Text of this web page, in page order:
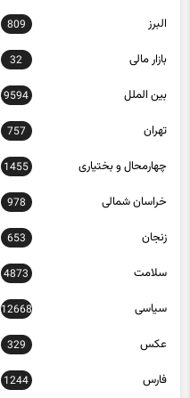
البرز 809
بازار مالی 32
بین الملل 9594
تهران 757
چهارمحال و بختیاری 1455
خراسان شمالی 978
زنجان 653
سلامت 4873
سیاسی 12668
عکس 329
فارس 1244